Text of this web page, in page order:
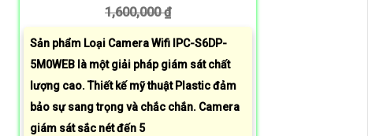
1,600,000 ₫
Sản phẩm Loại Camera Wifi IPC-S6DP-
5M0WEB là một giải pháp giám sát chất
lượng cao. Thiết kế mỹ thuật Plastic đảm
bảo sự sang trọng và chắc chắn. Camera
giám sát sắc nét đến 5